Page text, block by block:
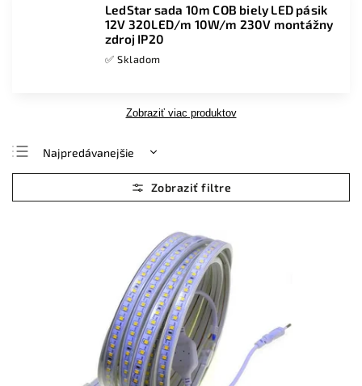
LedStar sada 10m COB biely LED pásik
12V 320LED/m 10W/m 230V montážny
zdroj IP20
✅ Skladom
Zobraziť viac produktov
Najpredávanejšie
Najlacnejšie
Najdrahšie